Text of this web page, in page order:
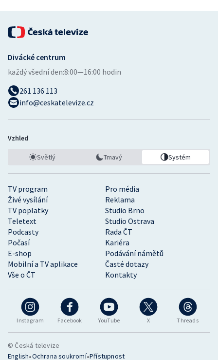
Instagram Facebook YouTube X Threads
TV program
Pro média
Živé vysílání
Reklama
TV poplatky
Studio Brno
Teletext
Studio Ostrava
Podcasty
Rada ČT
Počasí
Kariéra
E-shop
Podávání námětů
Mobilní a TV aplikace
Časté dotazy
Vše o ČT
Kontakty
Divácké centrum
každý všední den:8:00—16:00 hodin
261 136 113
info@ceskatelevize.cz
Vzhled
Světlý Tmavý Systém
© Česká televize
English•Ochrana soukromí•Přístupnost